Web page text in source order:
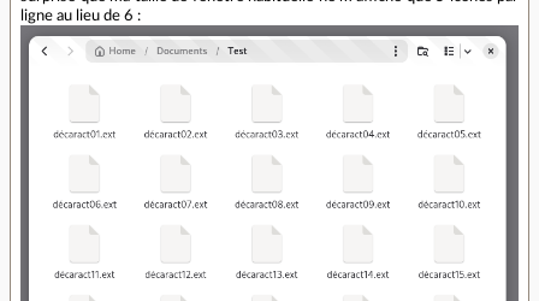
ligne au lieu de 6 :